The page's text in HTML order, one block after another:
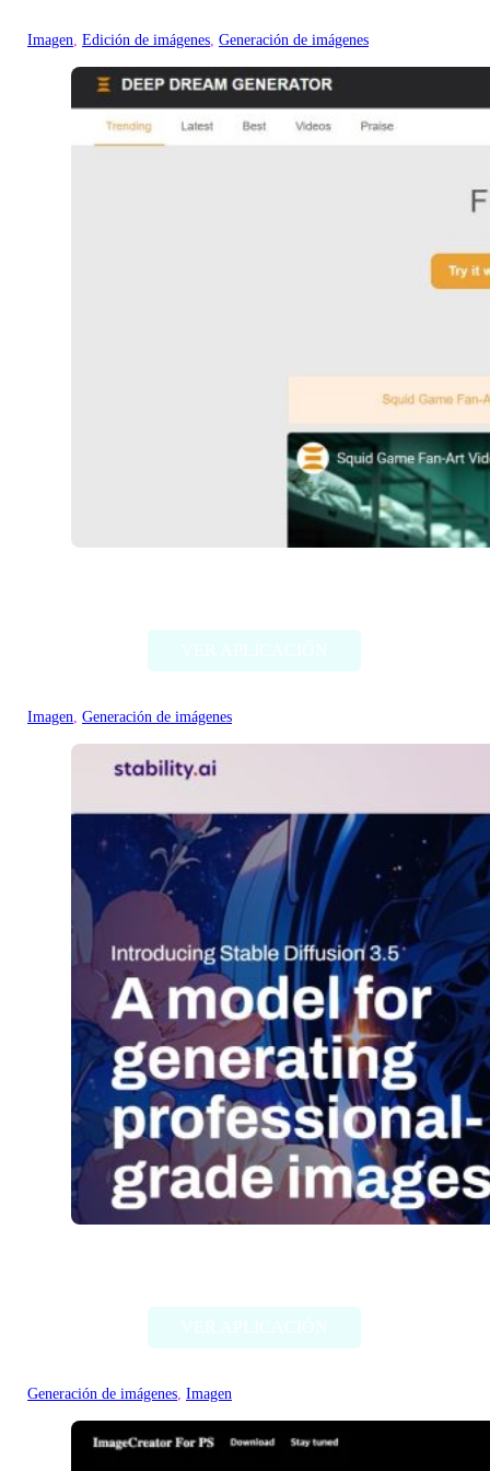
Imagen, Edición de imágenes, Generación de imágenes
Imagen, Generación de imágenes
Generación de imágenes, Imagen